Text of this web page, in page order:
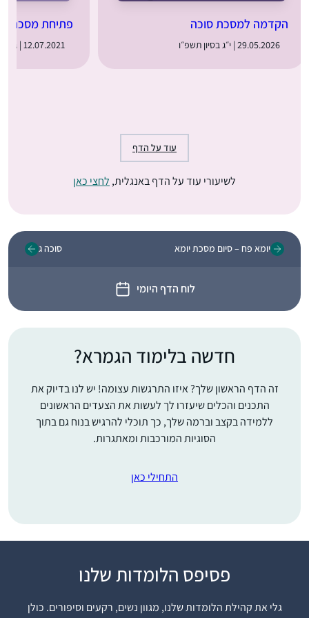
הקדמה למסכת סוכה
29.05.2026 | י״ג בסיון תשפ״ו
פתיחת מסכת
12.07.2021 | ג׳ באב תשפ״א
עוד על הדף
לשיעורי עוד על הדף באנגלית, לחצי כאן
יומא פח – סיום מסכת יומא
לוח הדף היומי
סוכה ג
חדשה בלימוד הגמרא?
זה הדף הראשון שלך? איזו התרגשות עצומה! יש לנו בדיוק את
התכנים והכלים שיעזרו לך לעשות את הצעדים הראשונים
ללמידה בקצב וברמה שלך, כך תוכלי להרגיש בנוח גם בתוך
הסוגיות המורכבות ומאתגרות.
התחילי כאן
פסיפס הלומדות שלנו
גלי את קהילת הלומדות שלנו, מגוון נשים, רקעים וסיפורים. כולן
A friend in the SF Bay
that she might start